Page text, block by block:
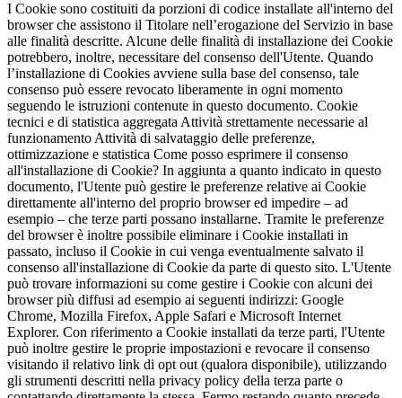
I Cookie sono costituiti da porzioni di codice installate all'interno del
browser che assistono il Titolare nell’erogazione del Servizio in base
alle finalità descritte. Alcune delle finalità di installazione dei Cookie
potrebbero, inoltre, necessitare del consenso dell'Utente. Quando
l’installazione di Cookies avviene sulla base del consenso, tale
consenso può essere revocato liberamente in ogni momento
seguendo le istruzioni contenute in questo documento. Cookie
tecnici e di statistica aggregata Attività strettamente necessarie al
funzionamento Attività di salvataggio delle preferenze,
ottimizzazione e statistica Come posso esprimere il consenso
all'installazione di Cookie? In aggiunta a quanto indicato in questo
documento, l'Utente può gestire le preferenze relative ai Cookie
direttamente all'interno del proprio browser ed impedire – ad
esempio – che terze parti possano installarne. Tramite le preferenze
del browser è inoltre possibile eliminare i Cookie installati in
passato, incluso il Cookie in cui venga eventualmente salvato il
consenso all'installazione di Cookie da parte di questo sito. L'Utente
può trovare informazioni su come gestire i Cookie con alcuni dei
browser più diffusi ad esempio ai seguenti indirizzi: Google
Chrome, Mozilla Firefox, Apple Safari e Microsoft Internet
Explorer. Con riferimento a Cookie installati da terze parti, l'Utente
può inoltre gestire le proprie impostazioni e revocare il consenso
visitando il relativo link di opt out (qualora disponibile), utilizzando
gli strumenti descritti nella privacy policy della terza parte o